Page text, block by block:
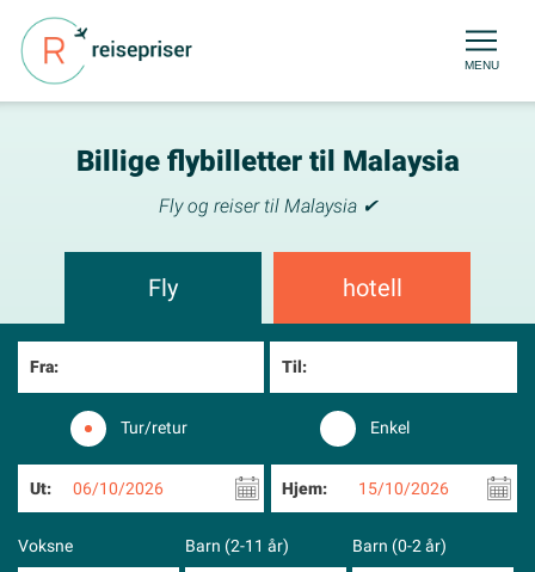
MENU
Billige flybilletter til Malaysia
Fly og reiser til Malaysia ✔
Fly hotell
Fra: Til:
Tur/retur Enkel
Ut: 06/10/2026 Hjem: 15/10/2026
Voksne Barn (2-11 år) Barn (0-2 år)